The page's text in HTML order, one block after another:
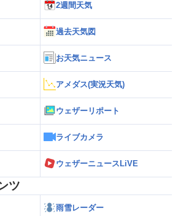
2週間天気
過去天気図
お天気ニュース
アメダス(実況天気)
ウェザーリポート
ライブカメラ
ウェザーニュースLiVE
ツ
雨雪レーダー